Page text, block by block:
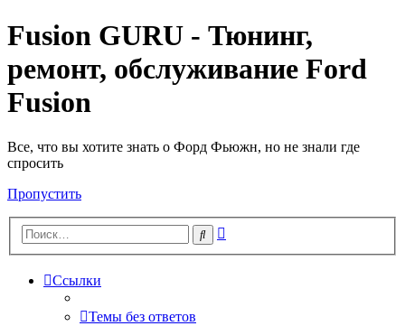
Fusion GURU - Тюнинг,
ремонт, обслуживание Ford
Fusion
Все, что вы хотите знать о Форд Фьюжн, но не знали где
спросить
Пропустить
Поиск
Ссылки
Темы без ответов